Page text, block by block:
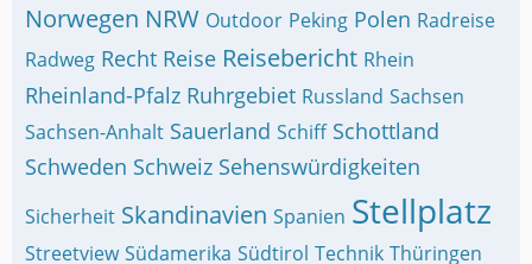
Norwegen NRW Outdoor Peking Polen Radreise
Radweg Recht Reise Reisebericht Rhein
Rheinland-Pfalz Ruhrgebiet Russland Sachsen
Sachsen-Anhalt Sauerland Schiff Schottland
Schweden Schweiz Sehenswürdigkeiten
Sicherheit Skandinavien Spanien Stellplatz
Streetview Südamerika Südtirol Technik Thüringen